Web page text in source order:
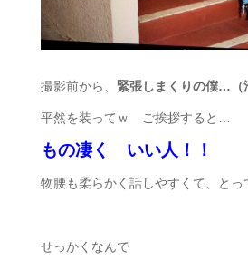
撮影前から、 緊張しまくりの僕…（
平然を装ってｗ ご挨拶すると…
もの凄く いい人！！
物腰も柔らかく話しやすくて、とっ
せっかくなんで